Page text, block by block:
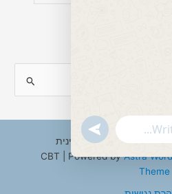
Copyright © 2026 ענבל טננבאום - עו"ס קלינית
Astra
Theme
undefined